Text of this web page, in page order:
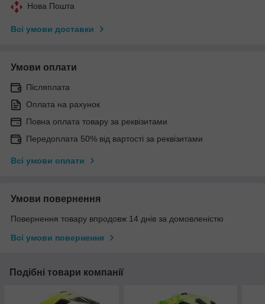
Нова Пошта
Всі умови доставки
Умови оплати
Післяплата
Оплата на рахунок
Повна оплата товару за реквізитами
Передоплата 50% від вартості за реквізитами
Всі умови оплати
Умови повернення
Повернення товару впродовж 14 днів за домовленістю
Всі умови повернення
Подібні товари компанії